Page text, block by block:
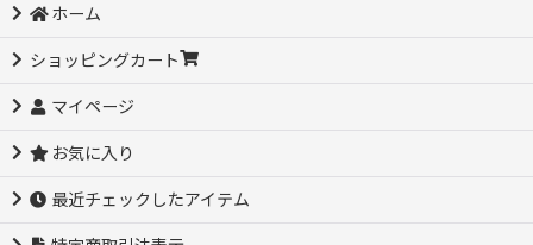
ホーム
ショッピングカート
マイページ
お気に入り
最近チェックしたアイテム